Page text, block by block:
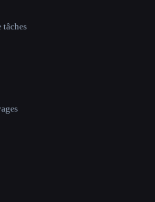
tâches